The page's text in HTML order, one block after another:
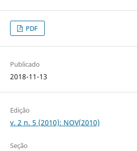
PDF
Publicado
2018-11-13
Edição
v. 2 n. 5 (2010): NOV(2010)
Seção